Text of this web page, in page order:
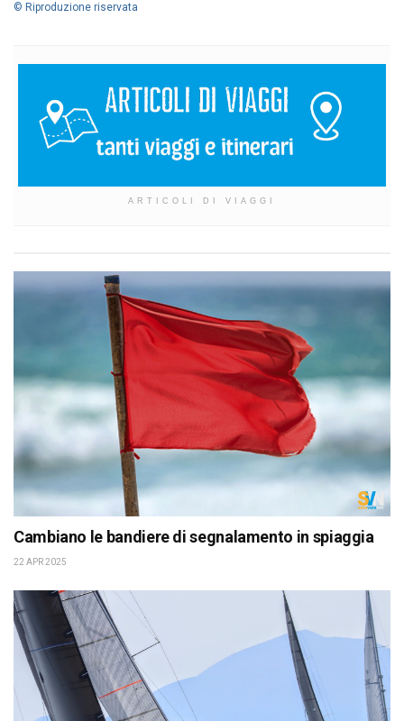
© Riproduzione riservata
ARTICOLI DI VIAGGI
Cambiano le bandiere di segnalamento in spiaggia
22 APR 2025